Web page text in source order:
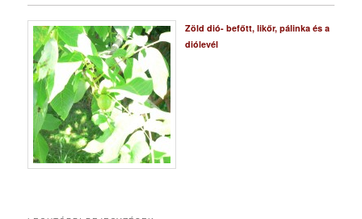
Zöld dió- befőtt, likőr, pálinka és a
diólevél